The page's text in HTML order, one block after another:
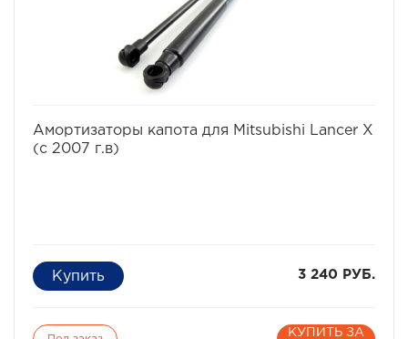
Амортизаторы капота для Mitsubishi Lancer X
(с 2007 г.в)
3 240 РУБ.
КУПИТЬ ЗА